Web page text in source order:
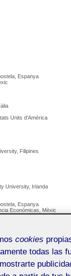
Espanya
Units d'Amèrica
Filipines
University, Irlanda
Espanya
Económicas, Mèxic
Units d'Amèrica
Mèxic
Nacional Abierta de
Complutense de
University, Canadà
cookies
todas las